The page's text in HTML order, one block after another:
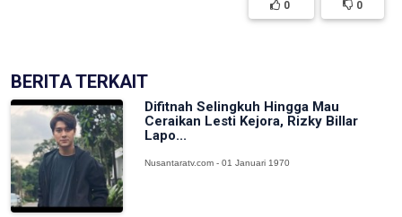
0 0
BERITA TERKAIT
Difitnah Selingkuh Hingga Mau
Ceraikan Lesti Kejora, Rizky Billar
Lapo...
Nusantaratv.com - 01 Januari 1970